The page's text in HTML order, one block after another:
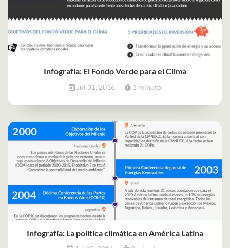
Infografía: El Fondo Verde para el Clima
Jul 31, 2016 1 minuto
Infografía: La política climática en América Latina